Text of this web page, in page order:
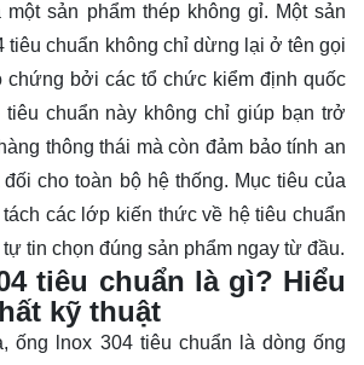
sản phẩm thép không gỉ. Một sản
tiêu chuẩn không chỉ dừng lại ở tên gọi
chứng bởi các tổ chức kiểm định quốc
chuẩn này không chỉ giúp bạn trở
thông thái mà còn đảm bảo tính an
cho toàn bộ hệ thống. Mục tiêu của
các lớp kiến thức về hệ tiêu chuẩn
tin chọn đúng sản phẩm ngay từ đầu.
tiêu chuẩn là gì? Hiểu
kỹ thuật
ống lnox 304 tiêu chuẩn là dòng ống